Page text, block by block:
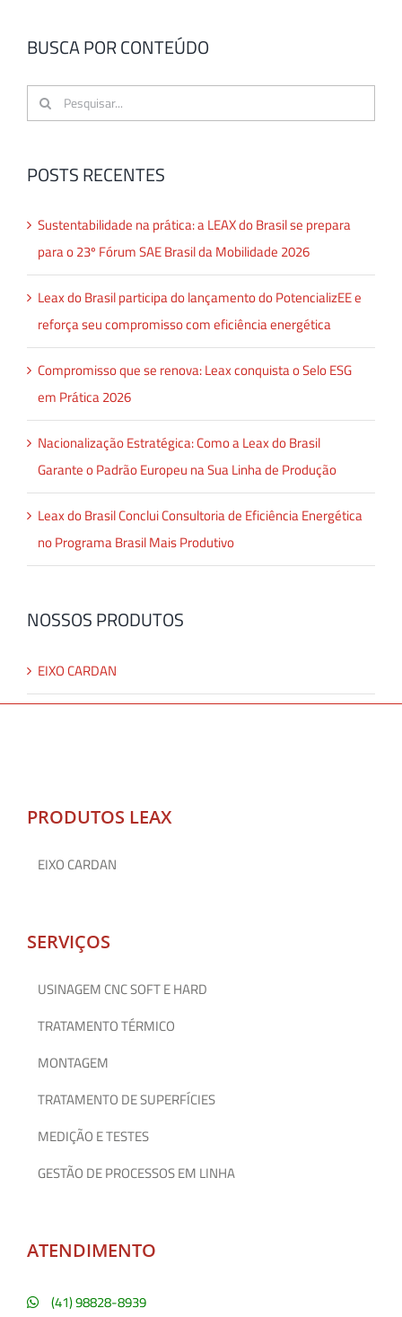
BUSCA POR CONTEÚDO
Buscar
resultados
POSTS RECENTES
Sustentabilidade na prática: a LEAX do Brasil se prepara
para o 23º Fórum SAE Brasil da Mobilidade 2026
Leax do Brasil participa do lançamento do PotencializEE e
reforça seu compromisso com eficiência energética
Compromisso que se renova: Leax conquista o Selo ESG
em Prática 2026
Nacionalização Estratégica: Como a Leax do Brasil
Garante o Padrão Europeu na Sua Linha de Produção
Leax do Brasil Conclui Consultoria de Eficiência Energética
no Programa Brasil Mais Produtivo
NOSSOS PRODUTOS
EIXO CARDAN
PRODUTOS LEAX
EIXO CARDAN
SERVIÇOS
USINAGEM CNC SOFT E HARD
TRATAMENTO TÉRMICO
MONTAGEM
TRATAMENTO DE SUPERFÍCIES
MEDIÇÃO E TESTES
GESTÃO DE PROCESSOS EM LINHA
ATENDIMENTO
(41) 98828-8939